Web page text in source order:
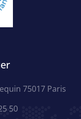
75017 Paris
50